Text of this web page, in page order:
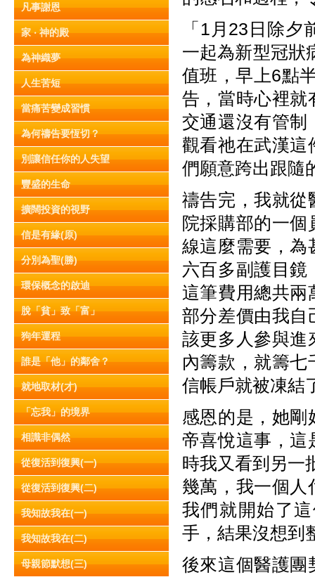
凡事謝恩
家 ‧ 神的殿
為神織夢
人生苦短
當痛苦變成習慣
為何禱告要恆切？
別讓信任你的人失望
豐盛的生命
擴闊投資的視野
信是有緣(原)
分別為聖(勝)
環保概念的啟迪
脫「貧」致「富」
狗年運程
誰是「他」的鄰舍？
就地取材(才)
「忘我」的境界
相識非偶然
從復活到復興(一)
從復活到復興(二)
我知故我在(一)
我知故我在(二)
母親節默想(三)
「1月23日除
一起為新型冠
值班，早上6點
告，當時心裡就
交通還沒有管制
觀看祂在武漢這
們願意跨出跟隨
禱告完，我就從
院採購部的一
線這麼需要，為
六百多副護目鏡
這筆費用總共兩
部分差價由我自
該更多人參與進
內籌款，就籌
信帳戶就被凍結
感恩的是，她剛
帝喜悅這事，這
時我又看到另一
幾萬，我一個人
我們就開始了
手，結果沒想到
後來這個醫護團